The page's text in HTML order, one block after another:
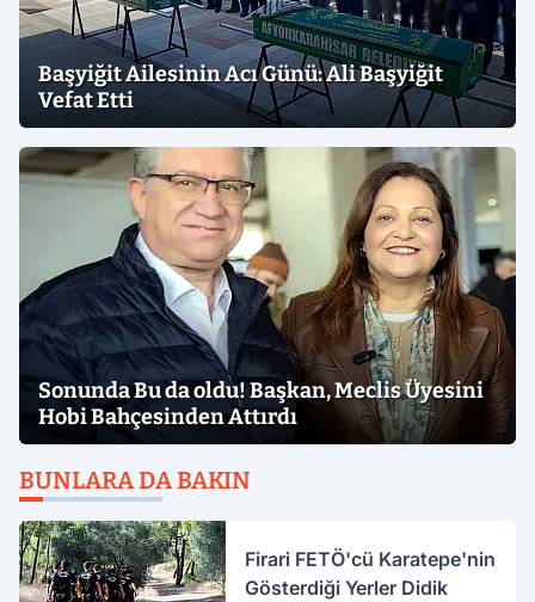
Başyiğit Ailesinin Acı Günü: Ali Başyiğit
Vefat Etti
Sonunda Bu da oldu! Başkan, Meclis Üyesini
Hobi Bahçesinden Attırdı
BUNLARA DA BAKIN
Firari FETÖ'cü Karatepe'nin
Gösterdiği Yerler Didik